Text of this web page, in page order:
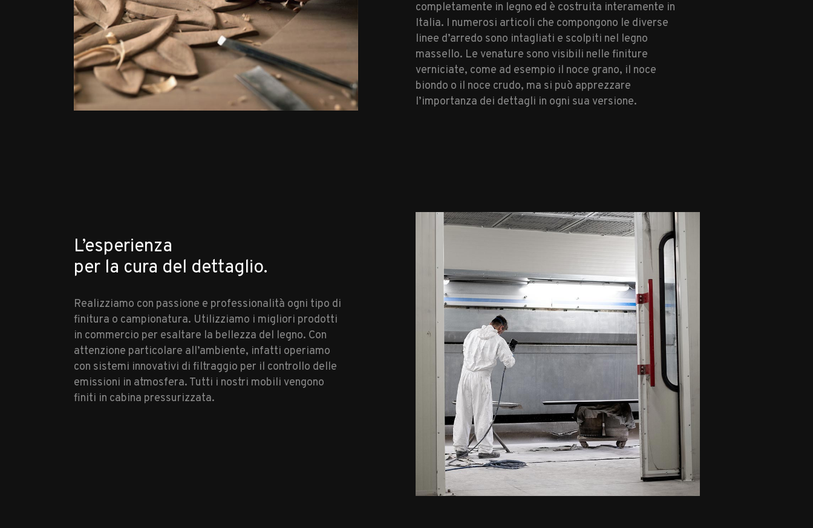
completamente in legno ed è costruita interamente in
Italia. I numerosi articoli che compongono le diverse
linee d’arredo sono intagliati e scolpiti nel legno
massello. Le venature sono visibili nelle finiture
verniciate, come ad esempio il noce grano, il noce
biondo o il noce crudo, ma si può apprezzare
l’importanza dei dettagli in ogni sua versione.
L’esperienza
per la cura del dettaglio.
Realizziamo con passione e professionalità ogni tipo di
finitura o campionatura. Utilizziamo i migliori prodotti
in commercio per esaltare la bellezza del legno. Con
attenzione particolare all’ambiente, infatti operiamo
con sistemi innovativi di filtraggio per il controllo delle
emissioni in atmosfera. Tutti i nostri mobili vengono
finiti in cabina pressurizzata.